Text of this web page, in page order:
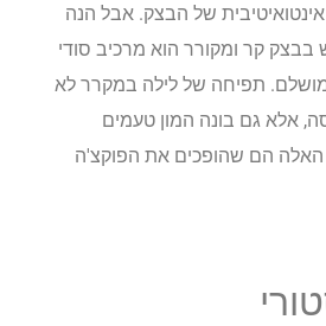
של הבצק. אבל הנה
קר ומקורר הוא מרכיב סודי
תפיחה של לילה במקרר לא
גם בונה המון טעמים
הם שהופכים את הפוקצ'ה